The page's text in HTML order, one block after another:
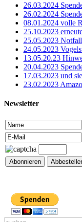
26.03.2024
26.02.2024
08.01.2024 volle
25.10.2023
25.05.2023
24.05.2023
13.05.20.23
20.04.2023
17.03.2023 und
23.02.2023
Newsletter